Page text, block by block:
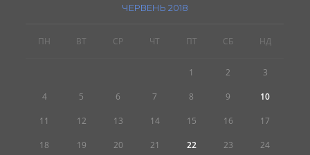
ЧЕРВЕНЬ 2018
ПН ВТ СР ЧТ ПТ СБ НД
1 2 3
4 5 6 7 8 9 10
11 12 13 14 15 16 17
18 19 20 21 22 23 24